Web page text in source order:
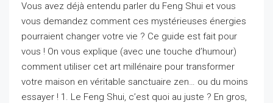
Vous avez déjà entendu parler du Feng Shui et vous
vous demandez comment ces mystérieuses énergies
pourraient changer votre vie ? Ce guide est fait pour
vous ! On vous explique (avec une touche d’humour)
comment utiliser cet art millénaire pour transformer
votre maison en véritable sanctuaire zen… ou du moins
essayer ! 1. Le Feng Shui, c’est quoi au juste ? En gros,